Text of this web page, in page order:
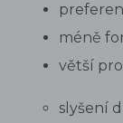
méně
větší
slyšení